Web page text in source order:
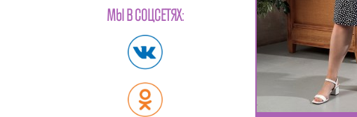
МЫ В СОЦСЕТЯХ: